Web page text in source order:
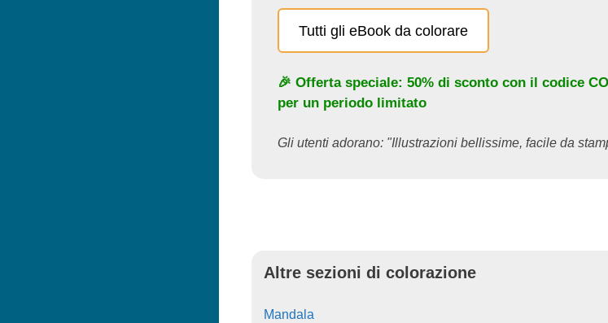
Tutti gli eBook da colorare
🎉 Offerta speciale: 50% di sconto con il codice
per un periodo limitato
Gli utenti adorano: "Illustrazioni bellissime, facile da
Altre sezioni di colorazione
Mandala